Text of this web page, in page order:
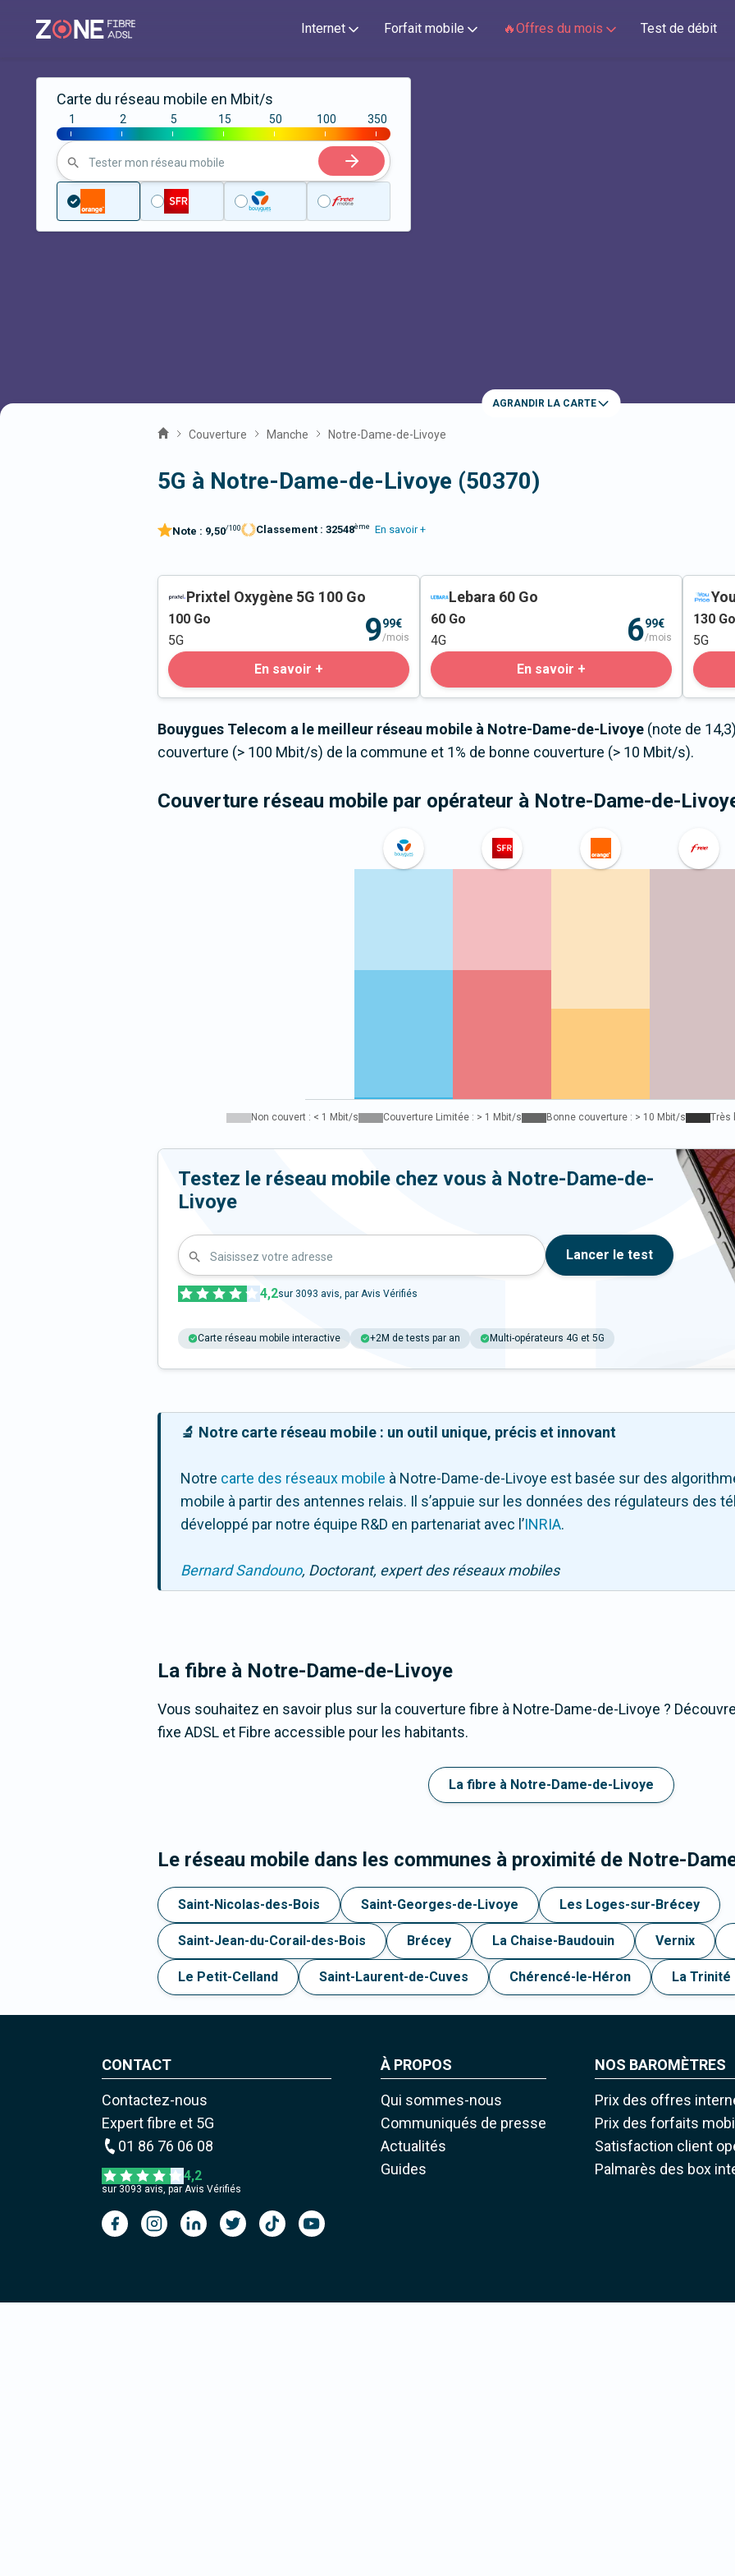
Internet Forfait mobile 🔥Offres du mois Test de débit
Carte du réseau mobile en Mbit/s
|
1
|
2
|
5
|
15
|
50
|
100
|
350
Tester mon réseau mobile
AGRANDIR LA CARTE
Couverture Manche Notre-Dame-de-Livoye
5G à Notre-Dame-de-Livoye (50370)
Note : 9,50/100 Classement : 32548ème En savoir +
Prixtel Oxygène 5G 100 Go
100 Go
5G
999€
/mois
En savoir +
Lebara 60 Go
60 Go
4G
699€
/mois
En savoir +
130 Go
5G
Bouygues Telecom a le meilleur réseau mobile à Notre-Dame-de-Livoye (note de
couverture (> 100 Mbit/s) de la commune et 1% de bonne couverture (> 10 Mbit/s).
Couverture réseau mobile par opérateur à Notre-Dame-de-
Non couvert : < 1 Mbit/s Couverture Limitée : > 1 Mbit/s Bonne couverture : > 10 Mbit/s Très
Testez le réseau mobile chez vous à Notre-Dame-de-
Livoye
Saisissez votre adresse Lancer le test
4,2sur 3093 avis, par Avis Vérifiés
Carte réseau mobile interactive +2M de tests par an Multi-opérateurs 4G et 5G
🔬 Notre carte réseau mobile : un outil unique, précis et innovant
Notre carte des réseaux mobile à Notre-Dame-de-Livoye est basée sur des
mobile à partir des antennes relais. Il s’appuie sur les données des régulateurs des
développé par notre équipe R&D en partenariat avec l ’INRIA.
Bernard Sandouno, Doctorant, expert des réseaux mobiles
La fibre à Notre-Dame-de-Livoye
Vous souhaitez en savoir plus sur la couverture fibre à Notre-Dame-de-Livoye ?
fixe ADSL et Fibre accessible pour les habitants.
La fibre à Notre-Dame-de-Livoye
Le réseau mobile dans les communes à proximité de Notre-
Saint-Nicolas-des-Bois Saint-Georges-de-Livoye Les Loges-sur-Brécey
Saint-Jean-du-Corail-des-Bois Brécey La Chaise-Baudouin Vernix
Le Petit-Celland Saint-Laurent-de-Cuves Chérencé-le-Héron La Trinité
CONTACT
Contactez-nous
Expert fibre et 5G
01 86 76 06 08
4,2
sur 3093 avis, par Avis Vérifiés
À PROPOS
Qui sommes-nous
Communiqués de presse
Actualités
Guides
NOS BAROMÈTRES
Prix des offres
Prix des forfaits
Satisfaction client
Palmarès des box